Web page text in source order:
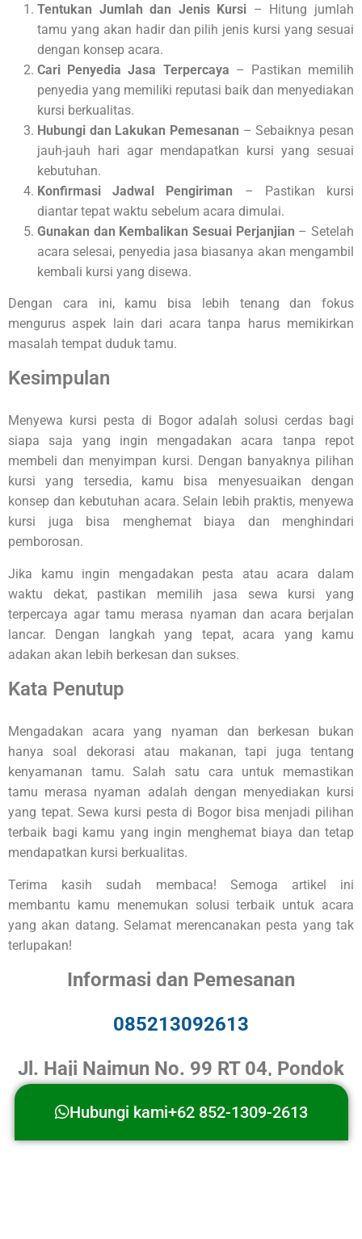
Hubungi kami+62 852-1309-2613
Tentukan Jumlah dan Jenis Kursi – Hitung jumlah
tamu yang akan hadir dan pilih jenis kursi yang sesuai
dengan konsep acara.
Cari Penyedia Jasa Terpercaya – Pastikan memilih
penyedia yang memiliki reputasi baik dan menyediakan
kursi berkualitas.
Hubungi dan Lakukan Pemesanan – Sebaiknya pesan
jauh-jauh hari agar mendapatkan kursi yang sesuai
kebutuhan.
Konfirmasi Jadwal Pengiriman – Pastikan kursi
diantar tepat waktu sebelum acara dimulai.
Gunakan dan Kembalikan Sesuai Perjanjian – Setelah
acara selesai, penyedia jasa biasanya akan mengambil
kembali kursi yang disewa.
Dengan cara ini, kamu bisa lebih tenang dan fokus
mengurus aspek lain dari acara tanpa harus memikirkan
masalah tempat duduk tamu.
Kesimpulan
Menyewa kursi pesta di Bogor adalah solusi cerdas bagi
siapa saja yang ingin mengadakan acara tanpa repot
membeli dan menyimpan kursi. Dengan banyaknya pilihan
kursi yang tersedia, kamu bisa menyesuaikan dengan
konsep dan kebutuhan acara. Selain lebih praktis, menyewa
kursi juga bisa menghemat biaya dan menghindari
pemborosan.
Jika kamu ingin mengadakan pesta atau acara dalam
waktu dekat, pastikan memilih jasa sewa kursi yang
terpercaya agar tamu merasa nyaman dan acara berjalan
lancar. Dengan langkah yang tepat, acara yang kamu
adakan akan lebih berkesan dan sukses.
Kata Penutup
Mengadakan acara yang nyaman dan berkesan bukan
hanya soal dekorasi atau makanan, tapi juga tentang
kenyamanan tamu. Salah satu cara untuk memastikan
tamu merasa nyaman adalah dengan menyediakan kursi
yang tepat. Sewa kursi pesta di Bogor bisa menjadi pilihan
terbaik bagi kamu yang ingin menghemat biaya dan tetap
mendapatkan kursi berkualitas.
Terima kasih sudah membaca! Semoga artikel ini
membantu kamu menemukan solusi terbaik untuk acara
yang akan datang. Selamat merencanakan pesta yang tak
terlupakan!
Informasi dan Pemesanan
085213092613
Jl. Haji Naimun No. 99 RT 04, Pondok